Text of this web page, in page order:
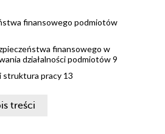
finansowego podmiotów
finansowego w
działalności podmiotów 9
struktura pracy 13
finansowe 19
treści